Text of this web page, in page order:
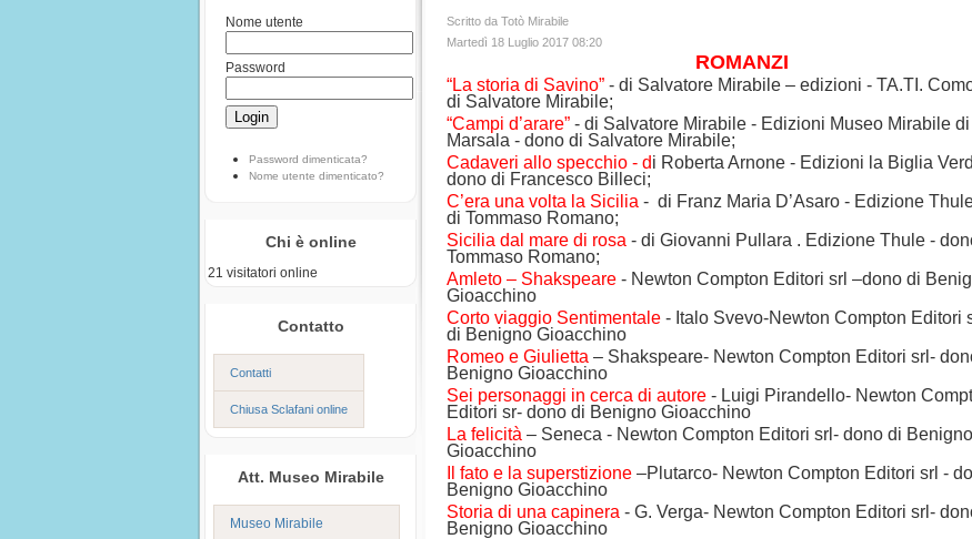
Nome utente
Password
Password dimenticata?
Nome utente dimenticato?
Chi è online
21 visitatori online
Contatto
Contatti
Chiusa Sclafani online
Att. Museo Mirabile
Museo Mirabile
Scritto da Totò Mirabile
Martedì 18 Luglio 2017 08:20
ROMANZI
“La storia di Savino” - di Salvatore Mirabile – edizioni - TA.TI.
di Salvatore Mirabile;
“Campi d’arare” - di Salvatore Mirabile - Edizioni Museo Mirabile di
Marsala - dono di Salvatore Mirabile;
Cadaveri allo specchio - di Roberta Arnone - Edizioni la Biglia
dono di Francesco Billeci;
C’era una volta la Sicilia - di Franz Maria D’Asaro - Edizione
di Tommaso Romano;
Sicilia dal mare di rosa - di Giovanni Pullara . Edizione Thule -
Tommaso Romano;
Amleto – Shakspeare - Newton Compton Editori srl –dono di
Gioacchino
Corto viaggio Sentimentale - Italo Svevo-Newton Compton Editori
di Benigno Gioacchino
Romeo e Giulietta – Shakspeare- Newton Compton Editori srl-
Benigno Gioacchino
Sei personaggi in cerca di autore - Luigi Pirandello- Newton
Editori sr- dono di Benigno Gioacchino
La felicità – Seneca - Newton Compton Editori srl- dono di Benigno
Gioacchino
Il fato e la superstizione –Plutarco- Newton Compton Editori srl -
Benigno Gioacchino
Storia di una capinera - G. Verga- Newton Compton Editori srl-
Benigno Gioacchino